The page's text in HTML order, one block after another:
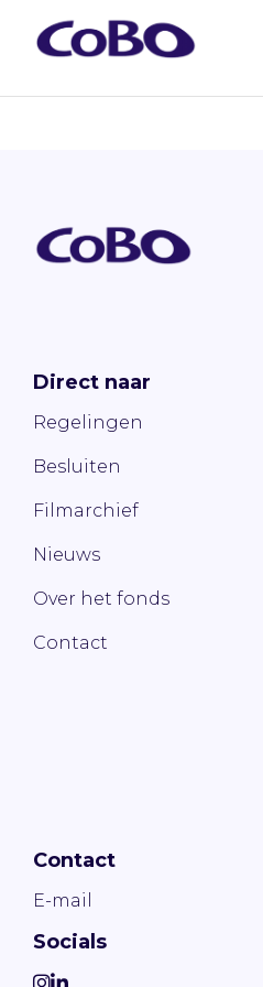
Direct naar
Regelingen
Besluiten
Filmarchief
Nieuws
Over het fonds
Contact
Contact
E-mail
Socials